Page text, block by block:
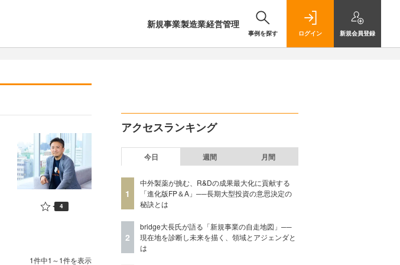
新規事業製造業経営管理
事例を探す ログイン 新規会員登録
4
1件中1～1件を表示
アクセスランキング
今日 週間 月間
1
中外製薬が挑む、R&Dの成果最大化に貢献する
「進化版FP＆A」──長期大型投資の意思決定の
秘訣とは
2
bridge大長氏が語る「新規事業の自走地図」──
現在地を診断し未来を描く、領域とアジェンダと
は